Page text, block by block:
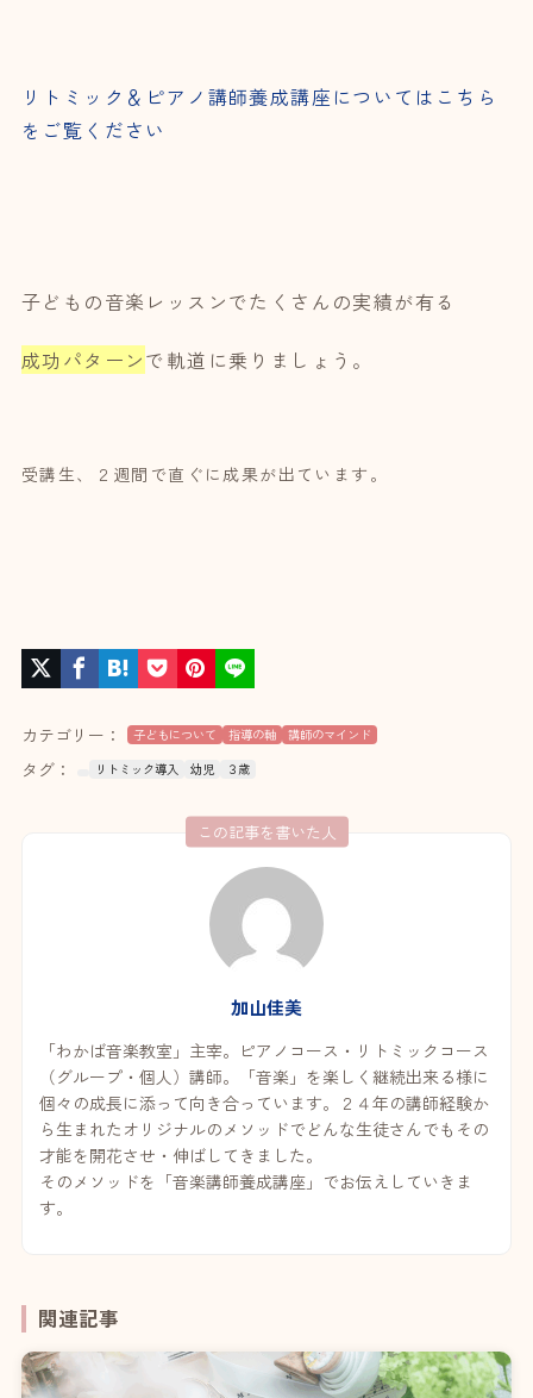
リトミック＆ピアノ講師養成講座についてはこちら
をご覧ください
子どもの音楽レッスンでたくさんの実績が有る
成功パターンで軌道に乗りましょう。
受講生、２週間で直ぐに成果が出ています。
カテゴリー： 子どもについて 指導の軸 講師のマインド
タグ： リトミック導入 幼児 ３歳
この記事を書いた人
加山佳美
「わかば音楽教室」主宰。ピアノコース・リトミックコース
（グループ・個人）講師。「音楽」を楽しく継続出来る様に
個々の成長に添って向き合っています。２４年の講師経験か
ら生まれたオリジナルのメソッドでどんな生徒さんでもその
才能を開花させ・伸ばしてきました。
そのメソッドを「音楽講師養成講座」でお伝えしていきま
す。
関連記事